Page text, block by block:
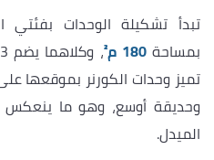
تبدأ تشكيلة الوحدات بفئتي
بمساحة180 م²
تميز وحدات الكورنر بموقعها
وحديقة أوسع، وهو ما ينعكس
الميدل.